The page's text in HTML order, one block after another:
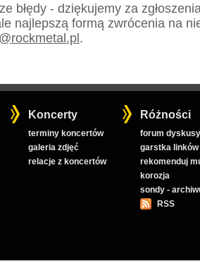
błędy - dziękujemy za
najlepszą formą zwrócenia na
@rockmetal.pl.
Koncerty
terminy koncertów
galeria zdjęć
relacje z koncertów
Różności
forum
garstka linków
rekomenduj
korozja
sondy -
RSS